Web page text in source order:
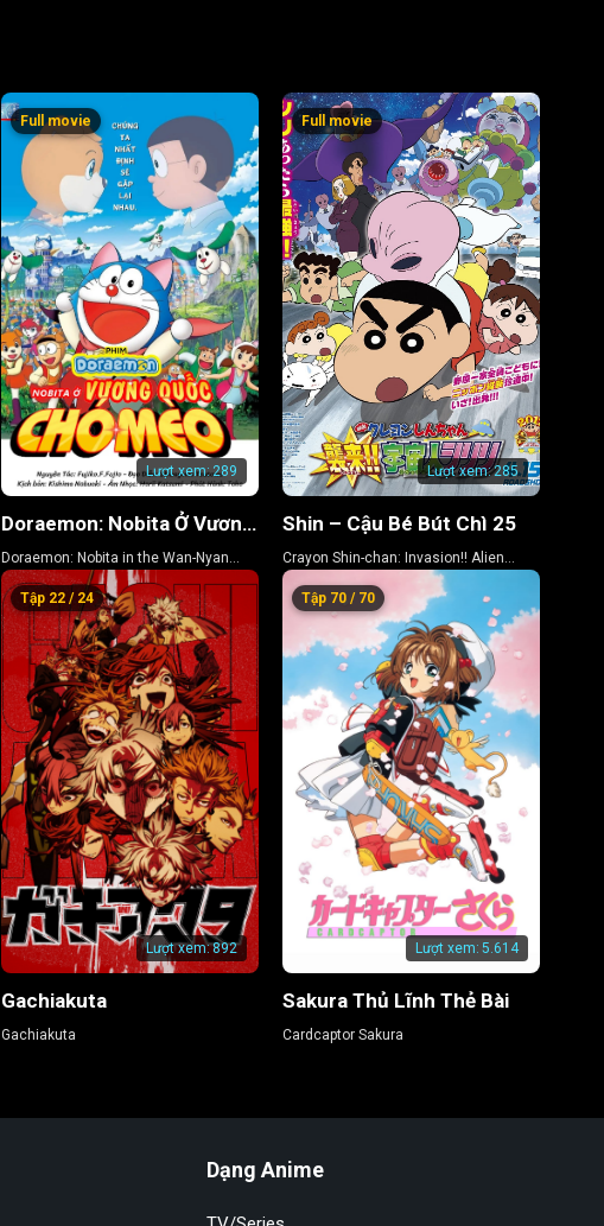
Lượt xem:289
Full movie
Doraemon: Nobita Ở Vương Quốc Chó Mèo
Doraemon: Nobita in the Wan-Nyan
Spacetime Odyssey
Lượt xem:285
Full movie
Shin – Cậu Bé Bút Chì 25
Crayon Shin-chan: Invasion!! Alien
Shiriri
Lượt xem:892
Tập 22 / 24
Gachiakuta
Gachiakuta
Lượt xem: 5.614
Tập 70 / 70
Sakura Thủ Lĩnh Thẻ Bài
Cardcaptor Sakura
Dạng Anime